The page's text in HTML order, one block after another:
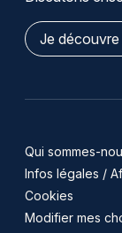
Je
Qui sommes-
Infos légales /
Cookies
Modifier mes